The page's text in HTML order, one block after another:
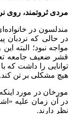
مردی ثروتمند،‌ روی
مندلسون در
در حالی که نردبان
مواجه نبود؛ البته
قشر ضعیف جامعه
توانایی را داشت که
هیچ مشکلی بر تن کند.
مورخان در مورد
در آن زمان علیه
نظر دارند.